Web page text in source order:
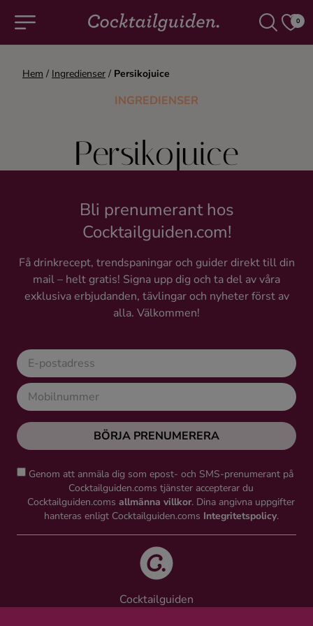
0
COCKTAILS & DRINKAR
Alkoholfritt
Champagne
Gin
Konjak
Likör
Tequila
Whisky
Hem / Ingredienser / Persikojuice
INGREDIENSER
Persikojuice
Bli prenumerant hos
Cocktailguiden.com!
Få drinkrecept, trendspaningar och guider direkt till din
mail – helt gratis! Signa upp dig och ta del av våra
exklusiva erbjudanden, tävlingar och nyheter först av
alla. Välkommen!
BÖRJA PRENUMERERA
Genom att anmäla dig som epost- och SMS-prenumerant på
Cocktailguiden.coms tjänster accepterar du
Cocktailguiden.coms allmänna villkor. Dina angivna uppgifter
hanteras enligt Cocktailguiden.coms Integritetspolicy.
Cocktailguiden